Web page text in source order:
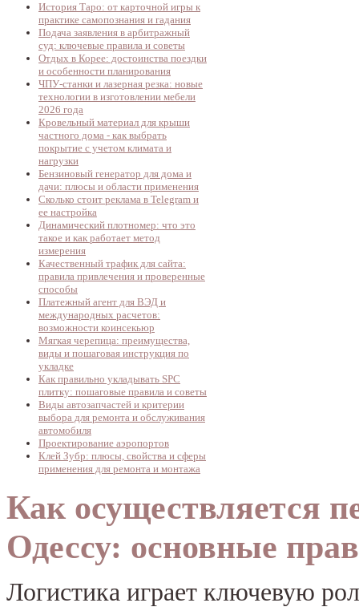
История Таро: от карточной игры к
практике самопознания и гадания
Подача заявления в арбитражный
суд: ключевые правила и советы
Отдых в Корее: достоинства поездки
и особенности планирования
ЧПУ-станки и лазерная резка: новые
технологии в изготовлении мебели
2026 года
Кровельный материал для крыши
частного дома - как выбрать
покрытие с учетом климата и
нагрузки
Бензиновый генератор для дома и
дачи: плюсы и области применения
Сколько стоит реклама в Telegram и
ее настройка
Динамический плотномер: что это
такое и как работает метод
измерения
Качественный трафик для сайта:
правила привлечения и проверенные
способы
Платежный агент для ВЭД и
международных расчетов:
возможности коинсекьюр
Мягкая черепица: преимущества,
виды и пошаговая инструкция по
укладке
Как правильно укладывать SPC
плитку: пошаговые правила и советы
Виды автозапчастей и критерии
выбора для ремонта и обслуживания
автомобиля
Проектирование аэропортов
Клей Зубр: плюсы, свойства и сферы
применения для ремонта и монтажа
Как осуществляется
Одессу: основные
Логистика играет ключевую